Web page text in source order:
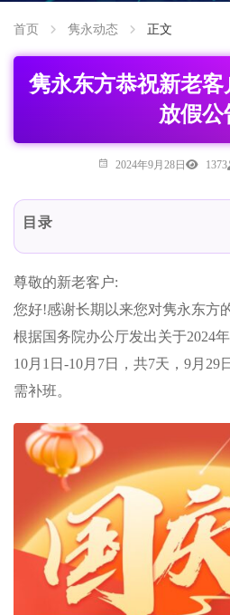
首页 隽永动态 正文
隽永东方恭祝新老
放假公
2024年9月28日 1373
目录
尊敬的新老客户:
您好!感谢长期以来您对隽永东方
根据国务院办公厅发出关于2024
10月1日-10月7日，共7天，9月29
需补班。